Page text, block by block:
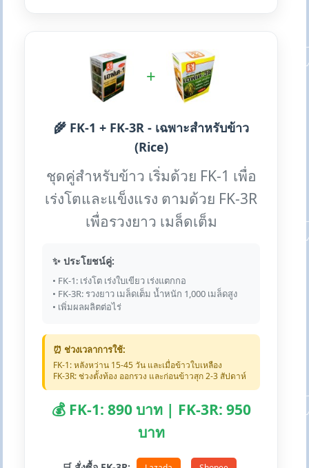
+
🌾 FK-1 + FK-3R - เฉพาะสำหรับข้าว
(Rice)
ชุดคู่สำหรับข้าว เริ่มด้วย FK-1 เพื่อ
เร่งโตและแข็งแรง ตามด้วย FK-3R
เพื่อรวงยาว เมล็ดเต็ม
✨ ประโยชน์คู่:
• FK-1: เร่งโต เร่งใบเขียว เร่งแตกกอ
• FK-3R: รวงยาว เมล็ดเต็ม น้ำหนัก 1,000 เมล็ดสูง
• เพิ่มผลผลิตต่อไร่
⏰ ช่วงเวลาการใช้:
FK-1: หลังหว่าน 15-45 วัน และเมื่อข้าวใบเหลือง
FK-3R: ช่วงตั้งท้อง ออกรวง และก่อนข้าวสุก 2-3 สัปดาห์
💰 FK-1: 890 บาท | FK-3R: 950
บาท